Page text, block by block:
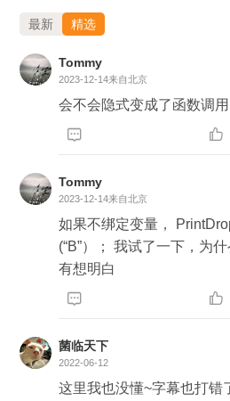
最新 精选
Tommy
2023-12-14来自北京
会不会隐式变成了函数调用
 
Tommy
2023-12-14来自北京
如果不绑定变量，
(“B”）； 我试了一下，为
有想明白
 
菌临天下
2022-06-12
这里我也没懂~字幕也打错